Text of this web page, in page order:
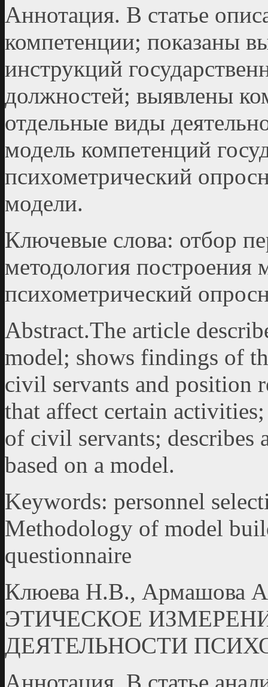
Аннотация. В статье
компетенции; показаны
инструкций
должностей; выявлены
отдельные виды
модель компетенций
психометрический
модели.
Ключевые слова: отбор
методология построения
психометрический
Abstract.The article
model; shows findings of
civil servants and position
that affect certain
of civil servants; describes
based on a model.
Keywords: personnel
Methodology of model
questionnaire
Клюева Н.В., Армашова
ЭТИЧЕСКОЕ
ДЕЯТЕЛЬНОСТИ